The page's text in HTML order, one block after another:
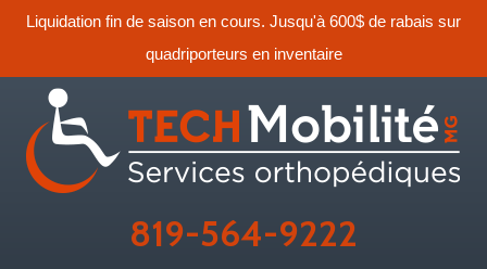
Liquidation fin de saison en cours. Jusqu'à 600$ de rabais sur
quadriporteurs en inventaire
819-564-9222